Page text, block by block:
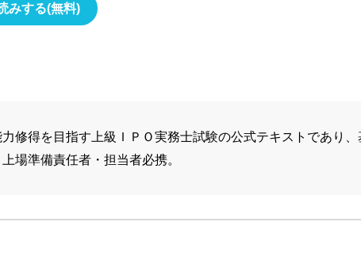
みする(無料)
力修得を目指す上級ＩＰＯ実務士試験の公式テキストであり
場準備責任者・担当者必携。